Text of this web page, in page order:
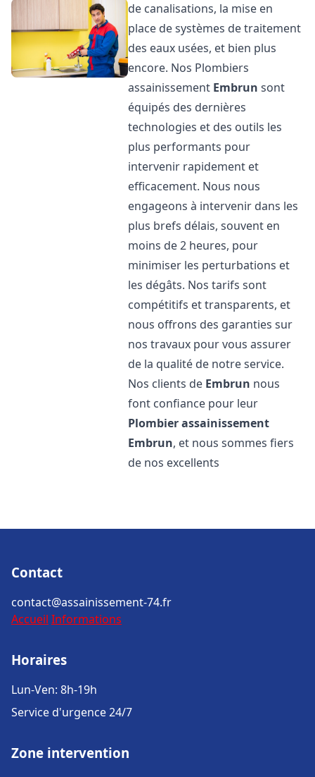
de canalisations, la mise en
place de systèmes de traitement
des eaux usées, et bien plus
encore. Nos Plombiers
assainissement Embrun sont
équipés des dernières
technologies et des outils les
plus performants pour
intervenir rapidement et
efficacement. Nous nous
engageons à intervenir dans les
plus brefs délais, souvent en
moins de 2 heures, pour
minimiser les perturbations et
les dégâts. Nos tarifs sont
compétitifs et transparents, et
nous offrons des garanties sur
nos travaux pour vous assurer
de la qualité de notre service.
Nos clients de Embrun nous
font confiance pour leur
Plombier assainissement
Embrun, et nous sommes fiers
de nos excellents
Contact
contact@assainissement-74.fr
Accueil Informations
Horaires
Lun-Ven: 8h-19h
Service d'urgence 24/7
Zone intervention